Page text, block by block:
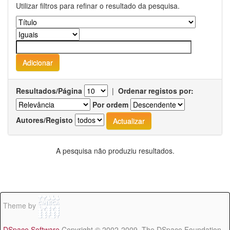
Utilizar filtros para refinar o resultado da pesquisa.
Resultados/Página | Ordenar registos por:
Por ordem
Autores/Registo
A pesquisa não produziu resultados.
Theme by